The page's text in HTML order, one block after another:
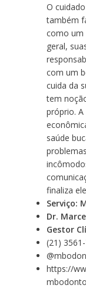
O
também
como um
geral,
com um
cuida da
tem
próprio.
saúde
finaliza
Serviço:
Dr.
Gestor
(21)
https://